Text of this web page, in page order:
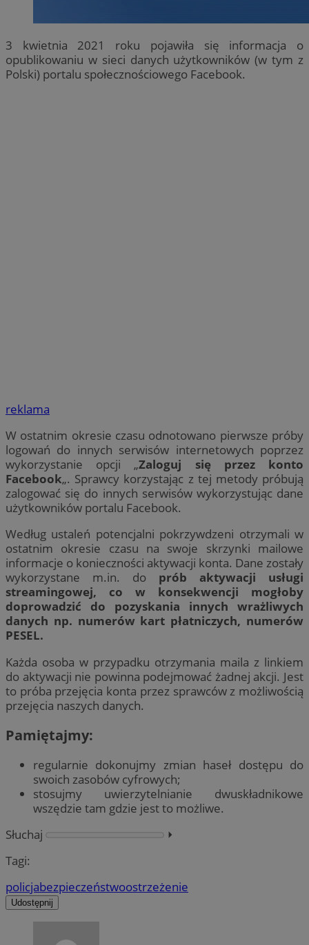
3 kwietnia 2021 roku pojawiła się informacja o
opublikowaniu w sieci danych użytkowników (w tym z
Polski) portalu społecznościowego Facebook.
reklama
W ostatnim okresie czasu odnotowano pierwsze próby
logowań do innych serwisów internetowych poprzez
wykorzystanie opcji „Zaloguj się przez konto
Facebook„. Sprawcy korzystając z tej metody próbują
zalogować się do innych serwisów wykorzystując dane
użytkowników portalu Facebook.
Według ustaleń potencjalni pokrzywdzeni otrzymali w
ostatnim okresie czasu na swoje skrzynki mailowe
informacje o konieczności aktywacji konta. Dane zostały
wykorzystane m.in. do prób aktywacji usługi
streamingowej, co w konsekwencji mogłoby
doprowadzić do pozyskania innych wrażliwych
danych np. numerów kart płatniczych, numerów
PESEL.
Każda osoba w przypadku otrzymania maila z linkiem
do aktywacji nie powinna podejmować żadnej akcji. Jest
to próba przejęcia konta przez sprawców z możliwością
przejęcia naszych danych.
Pamiętajmy:
regularnie dokonujmy zmian haseł dostępu do
swoich zasobów cyfrowych;
stosujmy uwierzytelnianie dwuskładnikowe
wszędzie tam gdzie jest to możliwe.
Słuchaj
⏵︎
Tagi:
policjabezpieczeństwoostrzeżenie
Udostępnij